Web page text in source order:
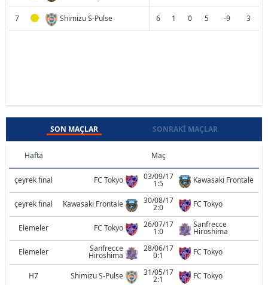
7 Shimizu S-Pulse 6 1 0 5 -9 3
SON MAÇLAR SONRAKI MAÇLAR
Hafta Maç
çeyrek final FC Tokyo 03/09/17
1:5 Kawasaki Frontale
çeyrek final Kawasaki Frontale 30/08/17
2:0 FC Tokyo
Elemeler FC Tokyo 26/07/17
1:0
Sanfrecce
Hiroshima
Elemeler
Sanfrecce
Hiroshima
28/06/17
0:1 FC Tokyo
H7 Shimizu S-Pulse 31/05/17
2:1 FC Tokyo